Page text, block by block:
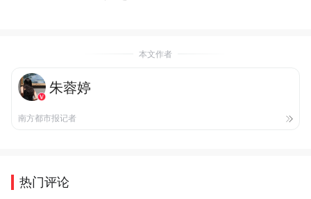
本文作者
朱蓉婷
南方都市报记者
热门评论